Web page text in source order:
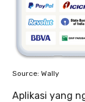
Source: Wally
Aplikasi yang